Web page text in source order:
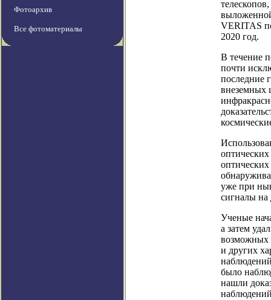
Фотоархив
Все фотоматериалы
VERITAS
2020 год.
В течение
почти
последние
внеземных
уже при
сигналы на
Ученые
а затем
возможных
и других
было
нашли